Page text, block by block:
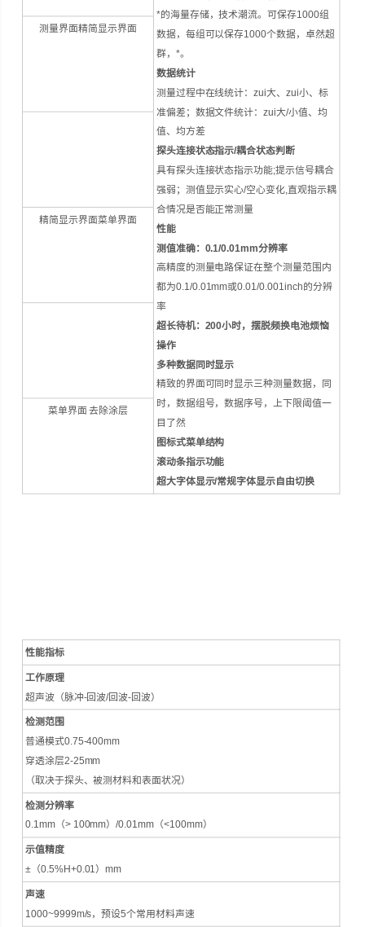
*的海量存储，技术潮流。可保存1000组
数据，每组可以保存1000个数据，卓然超
群，*。
数据统计
测量过程中在线统计：zui大、zui小、标
准偏差；数据文件统计：zui大/小值、均
值、均方差
探头连接状态指示/耦合状态判断
具有探头连接状态指示功能;提示信号耦合
强弱；测值显示实心/空心变化,直观指示耦
合情况是否能正常测量
性能
测值准确：0.1/0.01mm分辨率
高精度的测量电路保证在整个测量范围内
都为0.1/0.01mm或0.01/0.001inch的分辨
率
超长待机：200小时，摆脱频换电池烦恼
操作
多种数据同时显示
精致的界面可同时显示三种测量数据，同
时，数据组号，数据序号，上下限阈值一
目了然
图标式菜单结构
滚动条指示功能
超大字体显示/常规字体显示自由切换
测量界面精简显示界面
精简显示界面菜单界面
菜单界面 去除涂层
性能指标
工作原理
超声波（脉冲-回波/回波-回波）
检测范围
普通模式0.75-400mm
穿透涂层2-25mm
（取决于探头、被测材料和表面状况）
检测分辨率
0.1mm（> 100mm）/0.01mm（<100mm）
示值精度
±（0.5%H+0.01）mm
声速
1000~9999m/s，预设5个常用材料声速